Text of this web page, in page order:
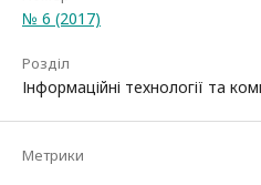
№ 6 (2017)
Розділ
Інформаційні технології та
Метрики